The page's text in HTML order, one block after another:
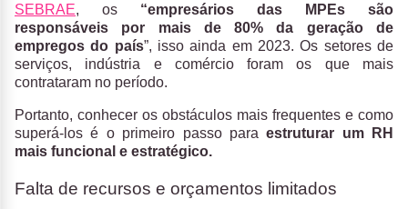
SEBRAE, os “empresários das MPEs são
responsáveis por mais de 80% da geração de
empregos do país”, isso ainda em 2023. Os setores de
serviços, indústria e comércio foram os que mais
contrataram no período.
Portanto, conhecer os obstáculos mais frequentes e como
superá-los é o primeiro passo paraestruturar um RH
mais funcional e estratégico.
Falta de recursos e orçamentos limitados